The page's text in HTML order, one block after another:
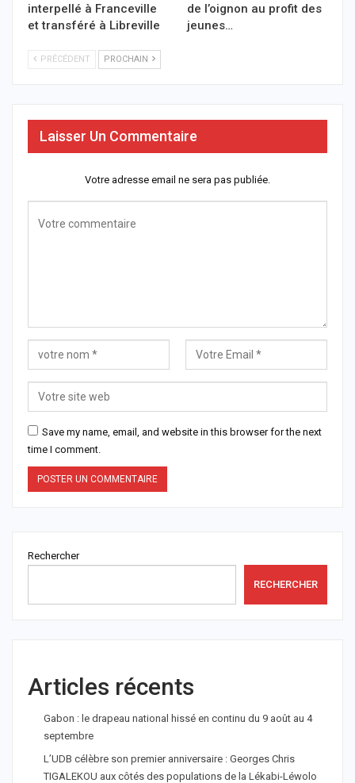
interpellé à Franceville
et transféré à Libreville
de l’oignon au profit des
jeunes…
PRÉCÉDENT PROCHAIN
Laisser Un Commentaire
Votre adresse email ne sera pas publiée.
Save my name, email, and website in this browser for the next
time I comment.
Rechercher
RECHERCHER
Articles récents
Gabon : le drapeau national hissé en continu du 9 août au 4
septembre
L’UDB célèbre son premier anniversaire : Georges Chris
TIGALEKOU aux côtés des populations de la Lékabi-Léwolo